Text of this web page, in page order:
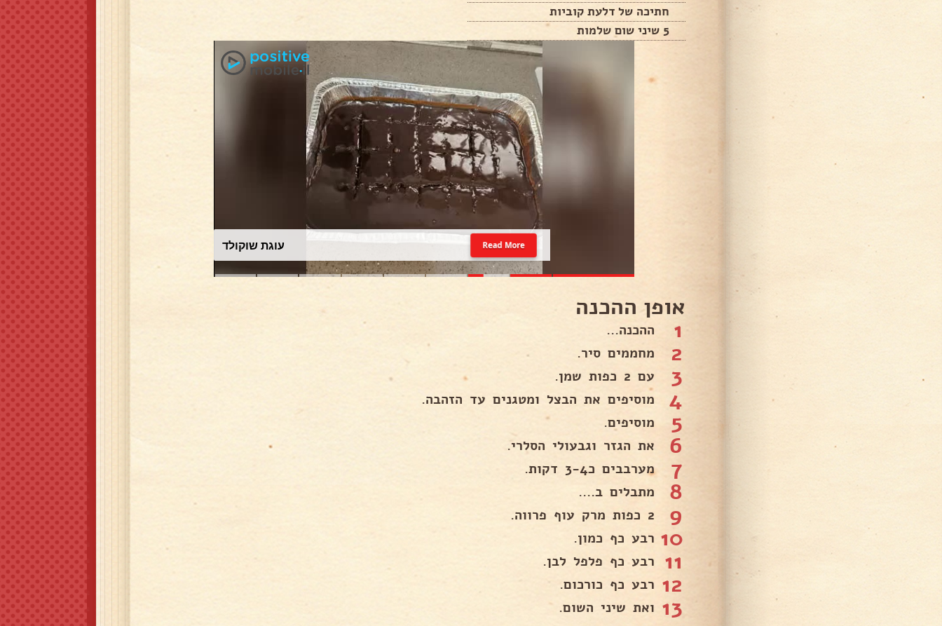
חתיכה של דלעת קוביות
5 שיני שום שלמות
עוגת שוקולד Read More
אופן ההכנה
1 ההכנה...
2 מחממים סיר.
3 עם 2 כפות שמן.
4 מוסיפים את הבצל ומטגנים עד הזהבה.
5 מוסיפים.
6 את הגזר וגבעולי הסלרי.
7 מערבבים כ3-4 דקות.
8 מתבלים ב....
9 2 כפות מרק עוף פרווה.
10 רבע כף כמון.
11 רבע כף פלפל לבן.
12 רבע כף כורכום.
13 ואת שיני השום.